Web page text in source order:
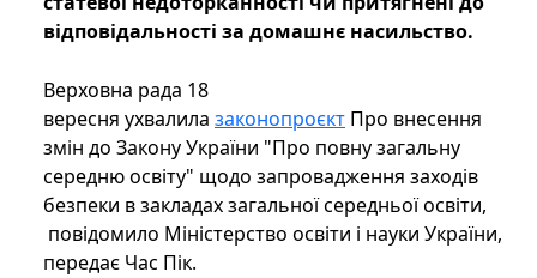
відповідальності за домашнє насильство.
Верховна рада 18
вересня ухвалила законопроєкт Про внесення
змін до Закону України "Про повну загальну
середню освіту" щодо запровадження заходів
безпеки в закладах загальної середньої освіти,
повідомило Міністерство освіти і науки України,
передає Час Пік.